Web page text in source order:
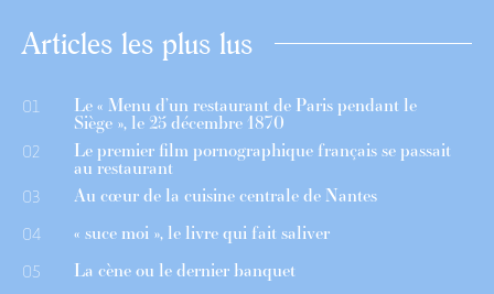
Articles les plus lus
01 Le « Menu d’un restaurant de Paris pendant le
Siège », le 25 décembre 1870
02 Le premier film pornographique français se passait
au restaurant
03 Au cœur de la cuisine centrale de Nantes
04 « suce moi », le livre qui fait saliver
05 La cène ou le dernier banquet